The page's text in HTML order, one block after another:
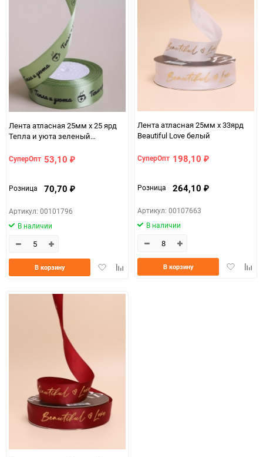
Лента атласная 25мм х 25 ярд
Тепла и уюта зеленый
СуперОпт 53,10 ₽
Розница 70,70 ₽
Артикул: 00101796
В наличии
ДобавитьДобавить
В корзину
Лента атласная 25мм х 33ярд
Beautiful Love белый
СуперОпт 198,10 ₽
Розница 264,10 ₽
Артикул: 00107663
В наличии
Добавить
В корзину